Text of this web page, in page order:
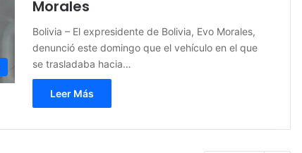
Morales
Bolivia – El expresidente de Bolivia, Evo Morales,
denunció este domingo que el vehículo en el que
se trasladaba hacia…
Leer Más